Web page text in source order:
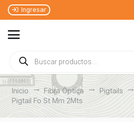
Ingresar
Búsqueda
de
productos
Inicio trending_flat Fibra Óptica trending_flat Pigtails trending_flat
Pigtail Fo St Mm 2Mts